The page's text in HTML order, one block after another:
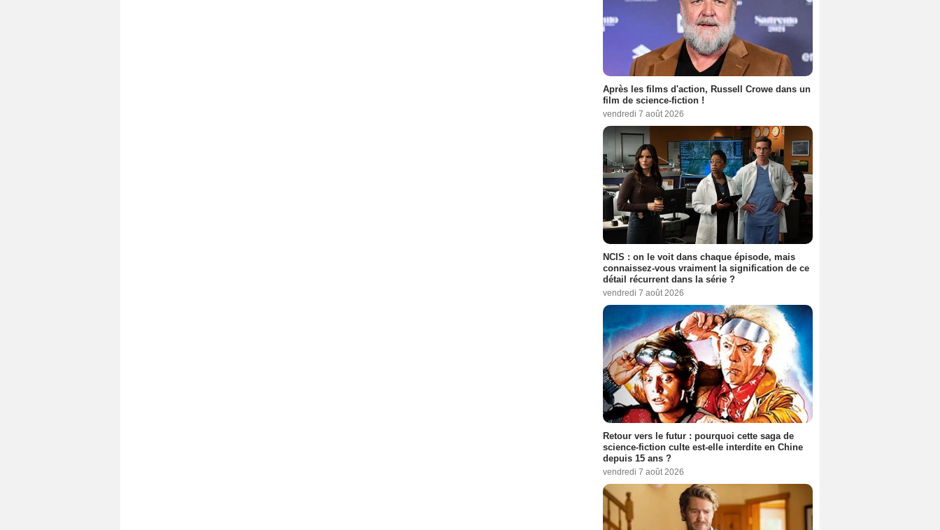
Après les films d'action, Russell Crowe dans un
film de science-fiction !
vendredi 7 août 2026
NCIS : on le voit dans chaque épisode, mais
connaissez-vous vraiment la signification de ce
détail récurrent dans la série ?
vendredi 7 août 2026
Retour vers le futur : pourquoi cette saga de
science-fiction culte est-elle interdite en Chine
depuis 15 ans ?
vendredi 7 août 2026